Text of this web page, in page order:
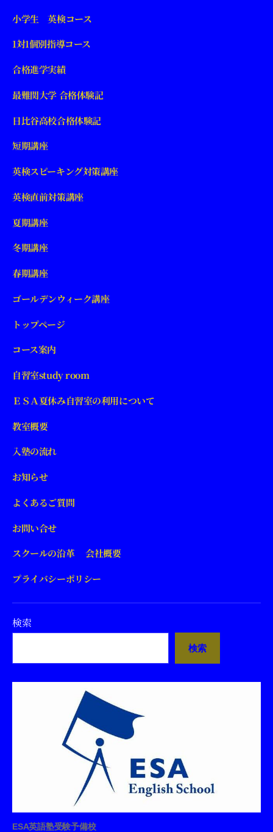
小学生 英検コース
1対1個別指導コース
合格進学実績
最難関大学 合格体験記
日比谷高校合格体験記
短期講座
英検スピーキング対策講座
英検直前対策講座
夏期講座
冬期講座
春期講座
ゴールデンウィーク講座
トップページ
コース案内
自習室study room
ＥＳＡ夏休み自習室の利用について
教室概要
入塾の流れ
お知らせ
よくあるご質問
お問い合せ
スクールの沿革 会社概要
プライバシーポリシー
検索
検索
ESA英語塾受験予備校